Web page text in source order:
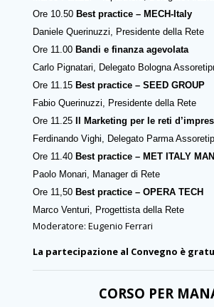
Ore 10.50 Best practice – MECH-Italy
Daniele Querinuzzi, Presidente della Rete
Ore 11.00 Bandi e finanza agevolata
Carlo Pignatari, Delegato Bologna
Ore 11.15 Best practice – SEED GROUP
Fabio Querinuzzi, Presidente della Rete
Ore 11.25
Il Marketing per le reti
Ferdinando Vighi, Delegato Parma
Ore 11.40 Best practice – MET ITALY
Paolo Monari, Manager di Rete
Ore 11,50 Best practice – OPERA TECH
Marco Venturi, Progettista della Rete
Moderatore: Eugenio Ferrari
La partecipazione al Convegno è
CORSO PER